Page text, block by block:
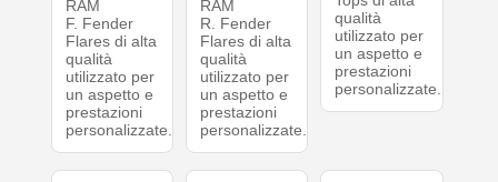
RAM
F. Fender
Flares di alta
qualità
utilizzato per
un aspetto e
prestazioni
personalizzate.
RAM
R. Fender
Flares di alta
qualità
utilizzato per
un aspetto e
prestazioni
personalizzate.
qualità
utilizzato per
un aspetto e
prestazioni
personalizzate.